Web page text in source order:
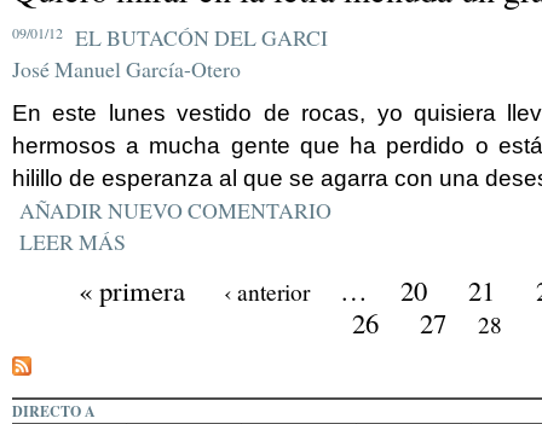
09/01/12
EL BUTACÓN DEL GARCI
José Manuel García-Otero
En este lunes vestido de rocas, yo quisiera
hermosos a mucha gente que ha perdido o
hilillo de esperanza al que se agarra con una
AÑADIR NUEVO COMENTARIO
LEER MÁS
« primera ‹ anterior … 20 21
26
27 28
DIRECTO A